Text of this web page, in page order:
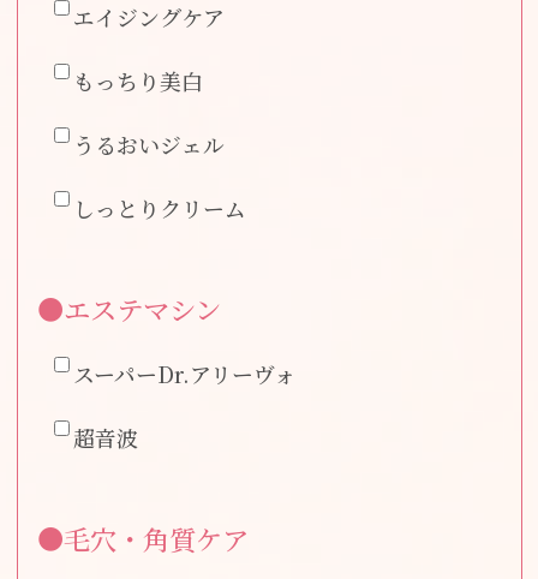
エイジングケア
もっちり美白
うるおいジェル
しっとりクリーム
●エステマシン
スーパーDr.アリーヴォ
超音波
●毛穴・角質ケア